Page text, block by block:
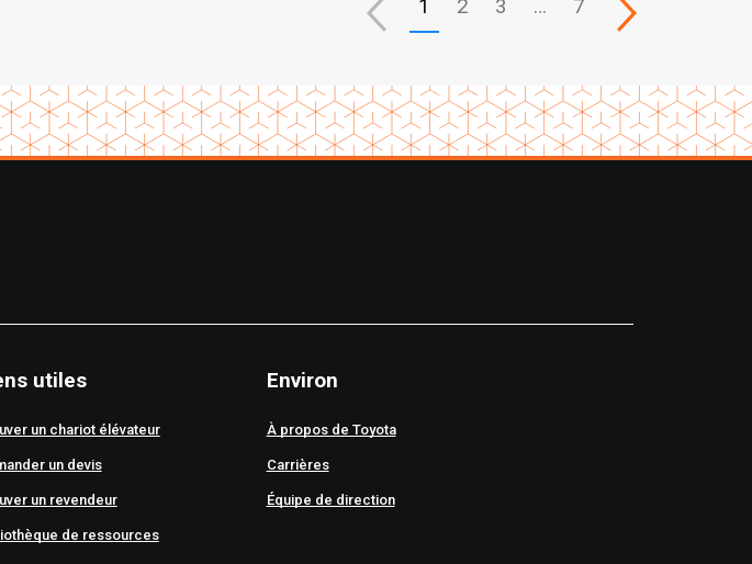
1 2 3 … 7
utiles
un chariot élévateur
un devis
un revendeur
de ressources
Environ
À propos de Toyota
Carrières
Équipe de direction